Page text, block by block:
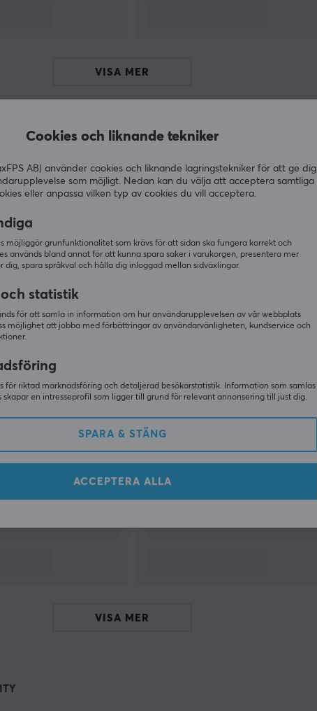
VISA MER
Andra köpte även
Andra tittade även på
VISA MER
Cookies och liknande tekniker
AB) använder cookies och liknande lagringstekniker för att ge dig
som möjligt. Nedan kan du välja att acceptera samtliga
eller anpassa vilken typ av cookies du vill acceptera.
möjliggör grunfunktionalitet som krävs för att sidan ska fungera korrekt och
används bland annat för att kunna spara saker i varukorgen, presentera mer
dig, spara språkval och hålla dig inloggad mellan sidväxlingar.
statistik
för att samla in information om hur användarupplevelsen av vår webbplats
möjlighet att jobba med förbättringar av användarvänligheten, kundservice och
för riktad marknadsföring och detaljerad besökarstatistik. Information som samlas
skapar en intresseprofil som ligger till grund för relevant annonsering till just dig.
SPARA & STÄNG
ACCEPTERA ALLA